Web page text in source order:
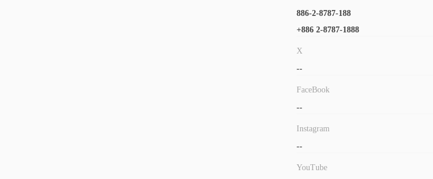
886-2-8787-188
+886 2-8787-1888
X
--
FaceBook
--
Instagram
--
YouTube